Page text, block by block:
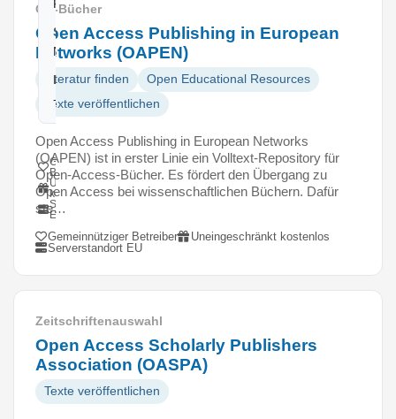
Foundation
Sitzland:
Niederlande
Datenschutz:
-
Gemeinnütziger
Betreiber
Uneingeschränkt
kostenlos
Serverstandort
EU
OA-Bücher
Open Access Publishing in European
Networks (OAPEN)
Literatur finden
Open Educational Resources
Texte veröffentlichen
Open Access Publishing in European Networks
(OAPEN) ist in erster Linie ein Volltext-Repository für
Open-Access-Bücher. Es fördert den Übergang zu
Open Access bei wissenschaftlichen Büchern. Dafür
ste…
Gemeinnütziger Betreiber
Uneingeschränkt kostenlos
Serverstandort EU
Zeitschriftenauswahl
Open Access Scholarly Publishers
Association (OASPA)
Texte veröffentlichen